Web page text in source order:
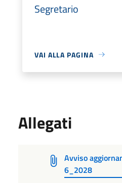
Segretario
VAI ALLA PAGINA
Allegati
Avviso
6_2028